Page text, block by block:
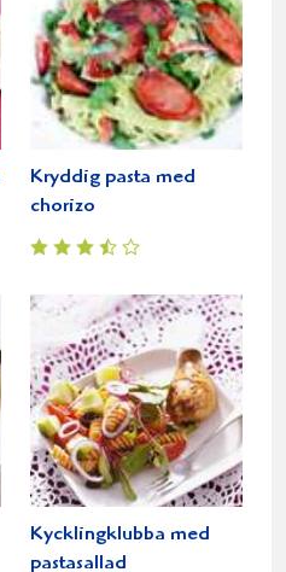
Kryddig pasta med
chorizo
Kycklingklubba med
pastasallad